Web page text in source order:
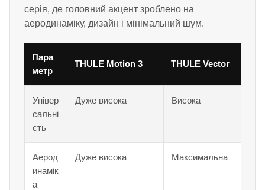
серія, де головний акцент зроблено на
аеродинаміку, дизайн і мінімальний шум.
Пара
метр
THULE Motion 3 THULE Vector
Універ
сальні
сть
Дуже висока Висока
Аерод
инамік
а
Дуже висока Максимальна